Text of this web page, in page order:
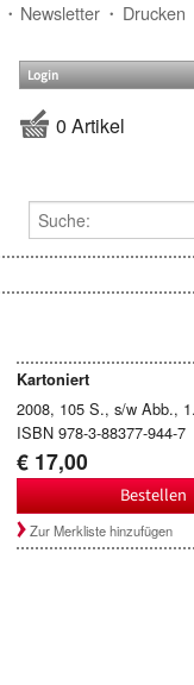
Newsletter Drucken
Login
0 Artikel
Kartoniert
2008, 105 S., s/w Abb.,
ISBN 978-3-88377-944-7
€ 17,00
Bestellen
Zur Merkliste hinzufügen